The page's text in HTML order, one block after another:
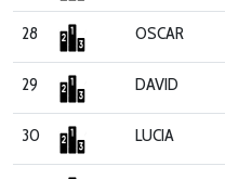
28 OSCAR
29 DAVID
30 LUCIA